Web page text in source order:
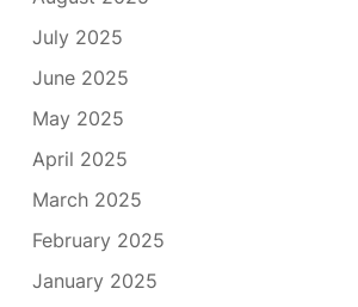
July 2025
June 2025
May 2025
April 2025
March 2025
February 2025
January 2025